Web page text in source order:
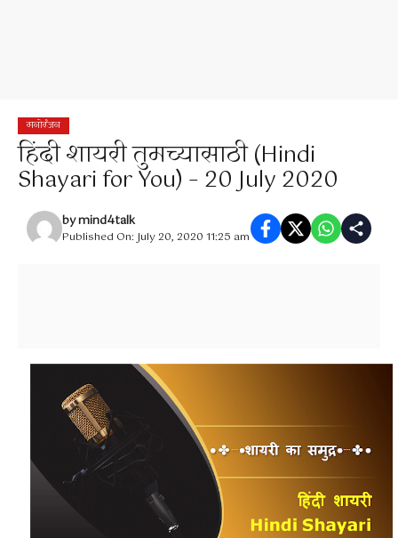
मनोरंजन
हिंदी शायरी तुमच्यासाठी (Hindi
Shayari for You) – 20 July 2020
bymind4talk
Published On: July 20, 2020 11:25 am